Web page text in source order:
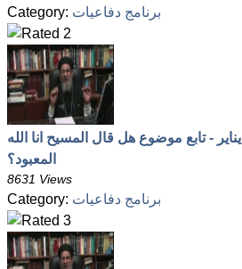
Category: برنامج دفاعيات
دفاعيات - حلقة 18 يناير - تابع موضوع هل قال المسيح انا الله
المعبود؟
8631 Views
Category: برنامج دفاعيات